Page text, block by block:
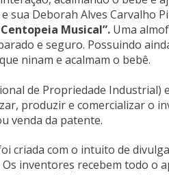
sua Deborah Alves Carvalho
Centopeia Musical”. Uma
e seguro. Possuindo
ninam e acalmam o bebê.
de Propriedade Industrial)
produzir e comercializar o
venda da patente.
criada com o intuito de
inventores recebem todo o